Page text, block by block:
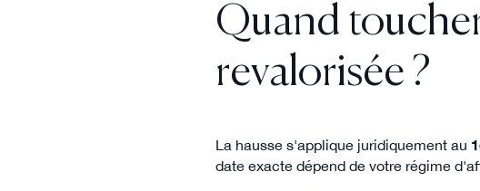
Quand
revalorisée ?
La hausse s'applique juridiquement au
date exacte dépend de votre régime